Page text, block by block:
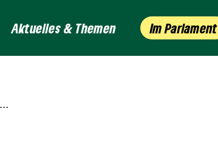
Aktuelles & Themen Im Parlament